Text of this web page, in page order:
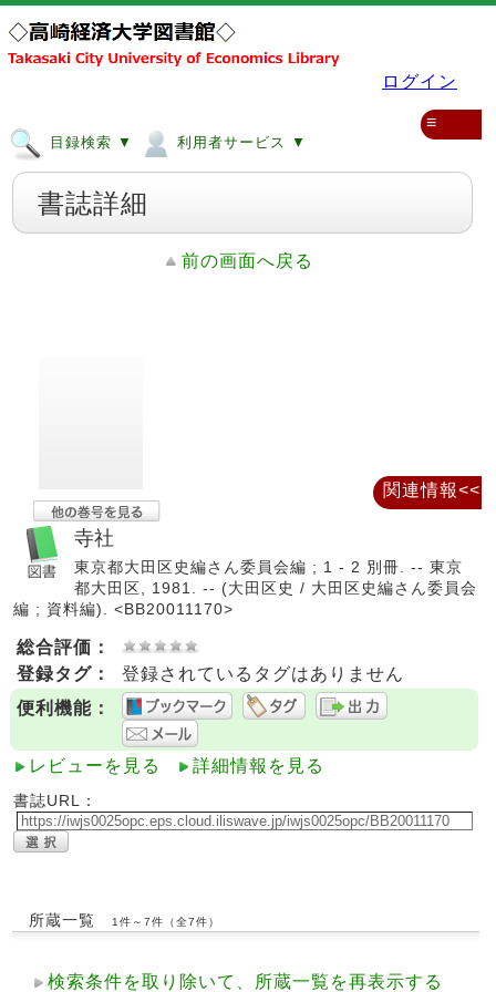
ログイン
目録検索 ▼ 利用者サービス ▼
≡
書誌詳細
前の画面へ戻る
寺社
東京都大田区史編さん委員会編 ; 1 - 2 別冊. -- 東京
都大田区, 1981. -- (大田区史 / 大田区史編さん委員会
編 ; 資料編). <BB20011170>
総合評価：
登録タグ：
登録されているタグはありません
便利機能：
レビューを見る 詳細情報を見る
書誌URL：
所蔵一覧 1件～7件（全7件）
検索条件を取り除いて、所蔵一覧を再表示する
関連情報<<